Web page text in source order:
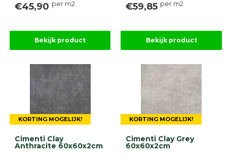
€45,90 per m2
Bekijk product
€59,85 per m2
Bekijk product
KORTING MOGELIJK!
Cimenti Clay
Anthracite 60x60x2cm
KORTING MOGELIJK!
Cimenti Clay Grey
60x60x2cm